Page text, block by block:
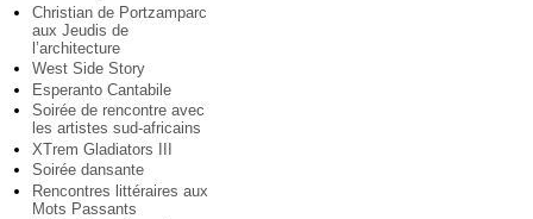
Christian de Portzamparc
aux Jeudis de
l’architecture
West Side Story
Esperanto Cantabile
Soirée de rencontre avec
les artistes sud-africains
XTrem Gladiators III
Soirée dansante
Rencontres littéraires aux
Mots Passants